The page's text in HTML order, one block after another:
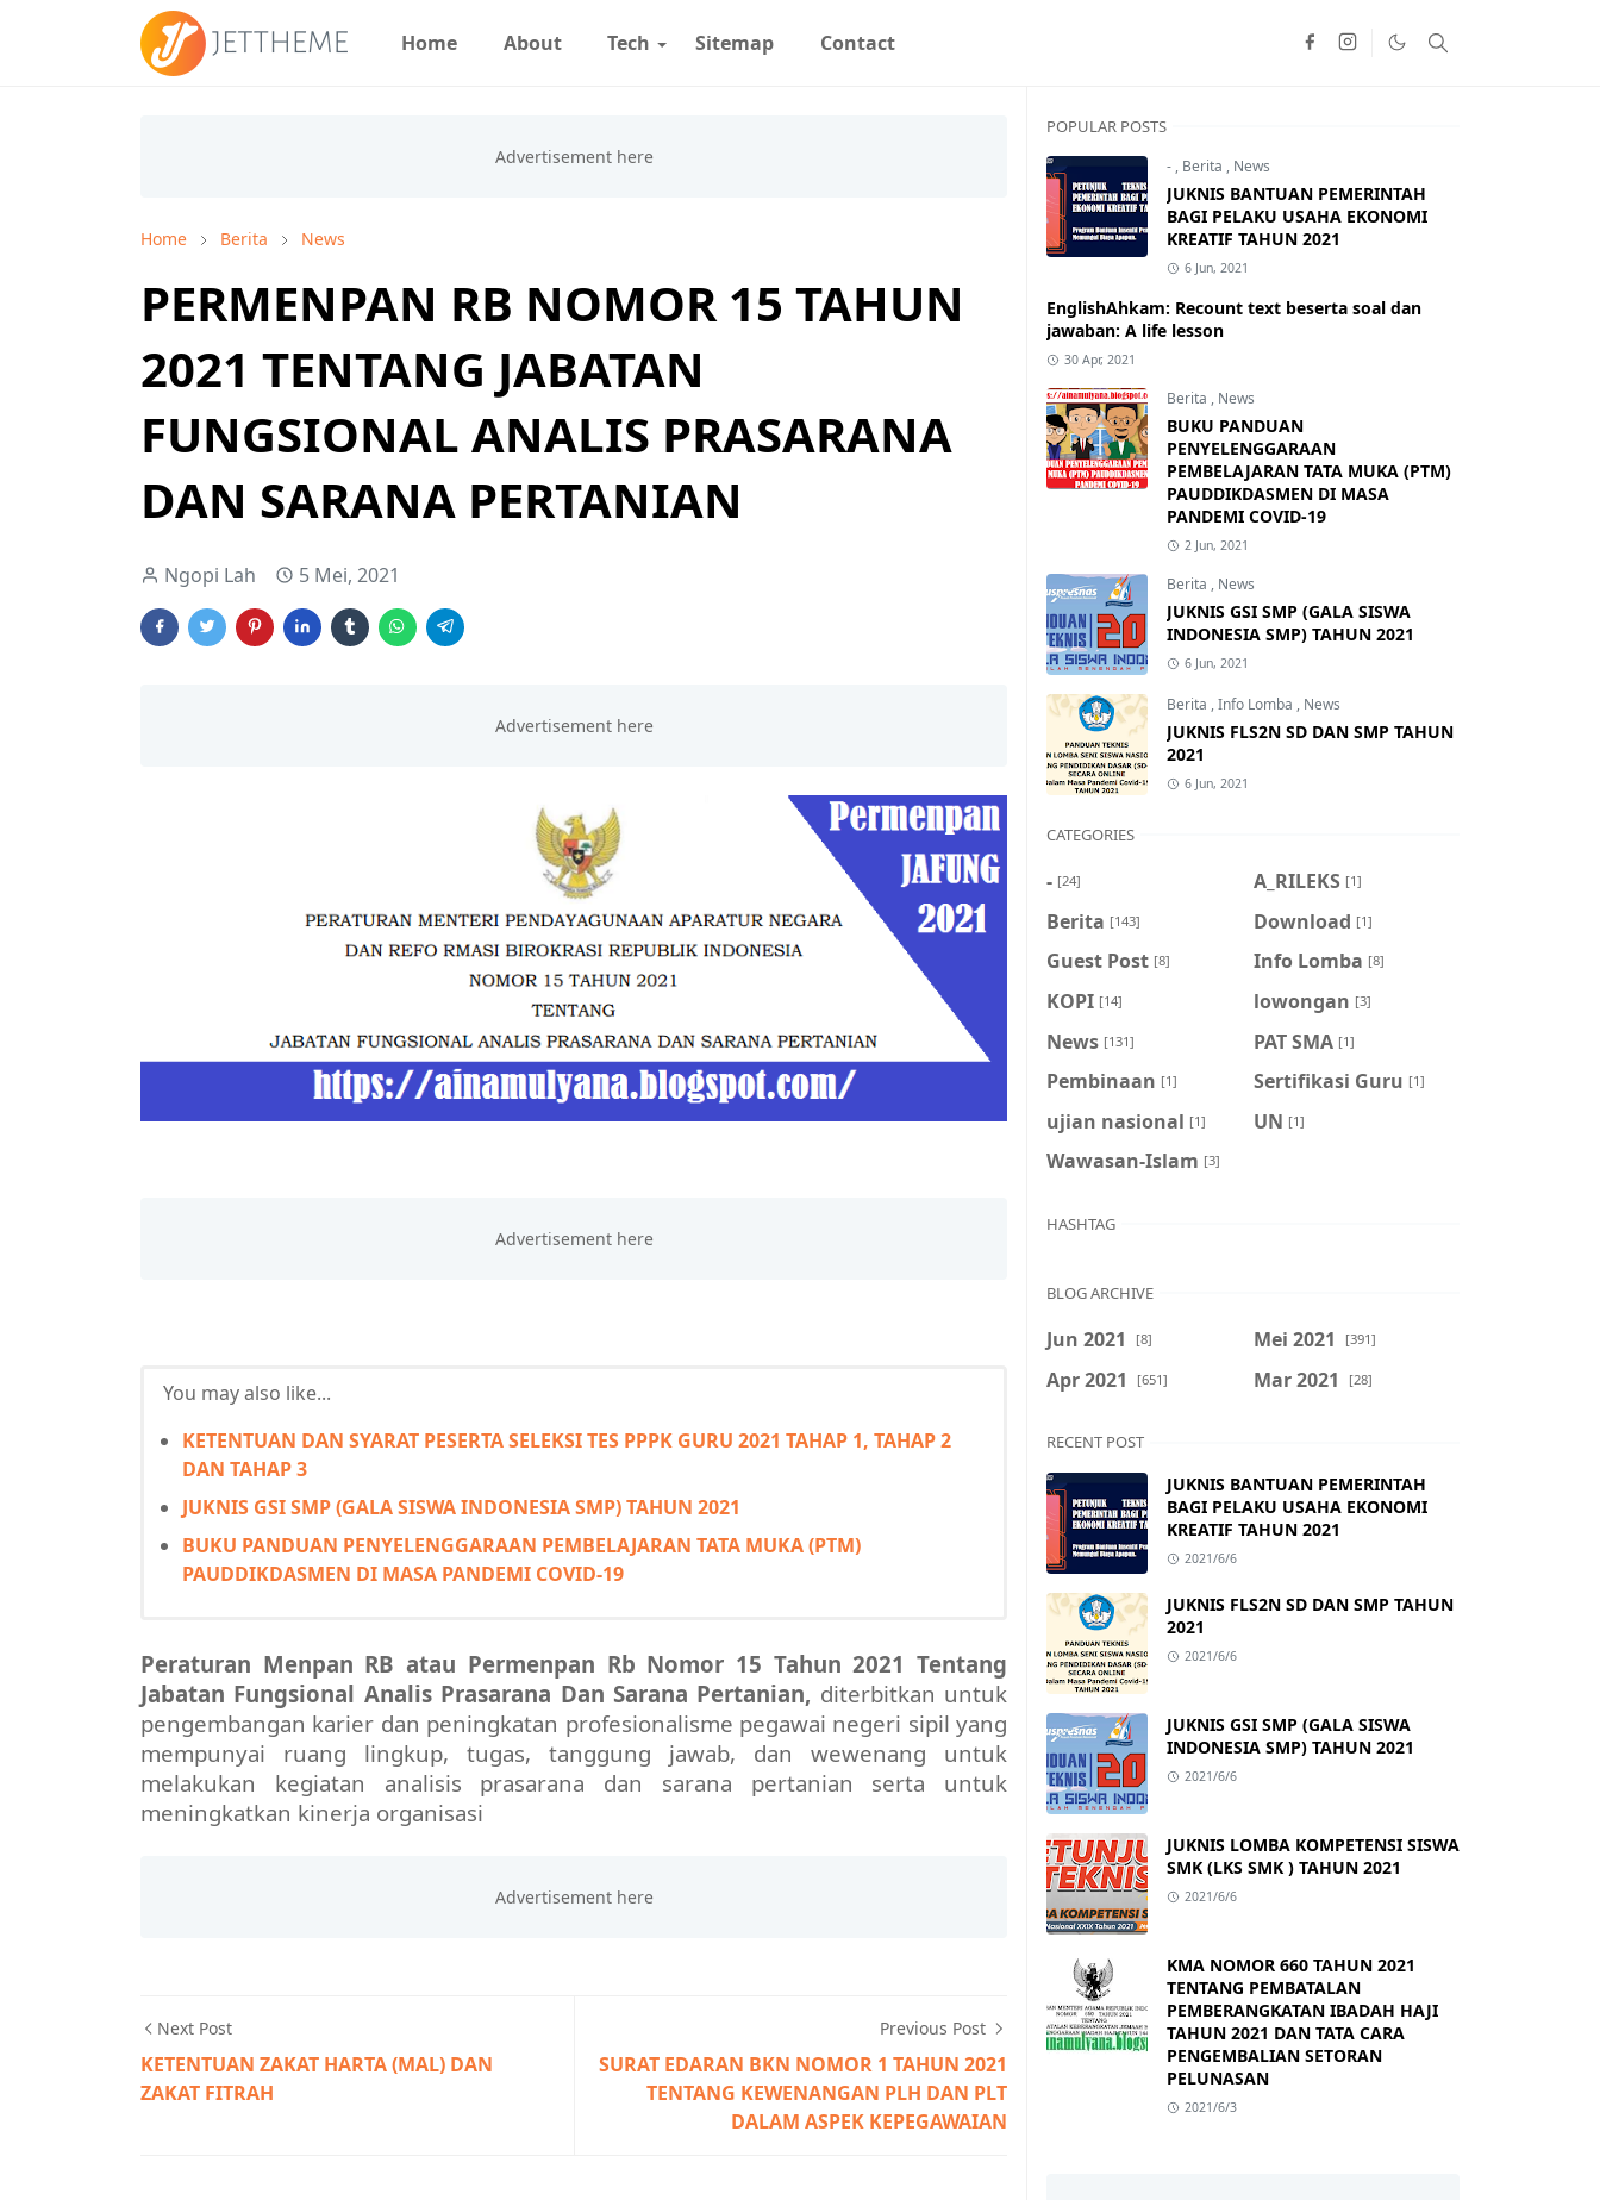
Home About Tech Sitemap Contact
Home Berita News
PERMENPAN RB NOMOR 15 TAHUN
2021 TENTANG JABATAN
FUNGSIONAL ANALIS PRASARANA
DAN SARANA PERTANIAN
Ngopi Lah 5 Mei, 2021
You may also like...
KETENTUAN DAN SYARAT PESERTA SELEKSI TES PPPK GURU 2021 TAHAP 1, TAHAP 2
DAN TAHAP 3
JUKNIS GSI SMP (GALA SISWA INDONESIA SMP) TAHUN 2021
BUKU PANDUAN PENYELENGGARAAN PEMBELAJARAN TATA MUKA (PTM)
PAUDDIKDASMEN DI MASA PANDEMI COVID-19
Peraturan Menpan RB atau Permenpan Rb Nomor 15 Tahun 2021 Tentang
Jabatan Fungsional Analis Prasarana Dan Sarana Pertanian, diterbitkan untuk
pengembangan karier dan peningkatan profesionalisme pegawai negeri sipil yang
mempunyai ruang lingkup, tugas, tanggung jawab, dan wewenang untuk
melakukan kegiatan analisis prasarana dan sarana pertanian serta untuk
meningkatkan kinerja organisasi
Next Post
KETENTUAN ZAKAT HARTA (MAL) DAN
ZAKAT FITRAH
Previous Post
SURAT EDARAN BKN NOMOR 1 TAHUN 2021
TENTANG KEWENANGAN PLH DAN PLT
DALAM ASPEK KEPEGAWAIAN
POPULAR POSTS
- , Berita , News
JUKNIS BANTUAN PEMERINTAH
BAGI PELAKU USAHA EKONOMI
KREATIF TAHUN 2021
6 Jun, 2021
EnglishAhkam: Recount text beserta soal dan
jawaban: A life lesson
30 Apr, 2021
Berita , News
BUKU PANDUAN
PENYELENGGARAAN
PEMBELAJARAN TATA MUKA (PTM)
PAUDDIKDASMEN DI MASA
PANDEMI COVID-19
2 Jun, 2021
Berita , News
JUKNIS GSI SMP (GALA SISWA
INDONESIA SMP) TAHUN 2021
6 Jun, 2021
Berita ,Info Lomba , News
JUKNIS FLS2N SD DAN SMP TAHUN
2021
6 Jun, 2021
CATEGORIES
- [24] A_RILEKS [1]
Berita [143] Download [1]
Guest Post [8] Info Lomba [8]
KOPI [14] lowongan [3]
News [131] PAT SMA [1]
Pembinaan [1] Sertifikasi Guru [1]
ujian nasional [1] UN [1]
Wawasan-Islam [3]
HASHTAG
BLOG ARCHIVE
Jun 2021 [8] Mei 2021 [391]
Apr 2021 [651] Mar 2021 [28]
RECENT POST
JUKNIS BANTUAN PEMERINTAH
BAGI PELAKU USAHA EKONOMI
KREATIF TAHUN 2021
2021/6/6
JUKNIS FLS2N SD DAN SMP TAHUN
2021
2021/6/6
JUKNIS GSI SMP (GALA SISWA
INDONESIA SMP) TAHUN 2021
2021/6/6
JUKNIS LOMBA KOMPETENSI SISWA
SMK (LKS SMK ) TAHUN 2021
2021/6/6
KMA NOMOR 660 TAHUN 2021
TENTANG PEMBATALAN
PEMBERANGKATAN IBADAH HAJI
TAHUN 2021 DAN TATA CARA
PENGEMBALIAN SETORAN
PELUNASAN
2021/6/3